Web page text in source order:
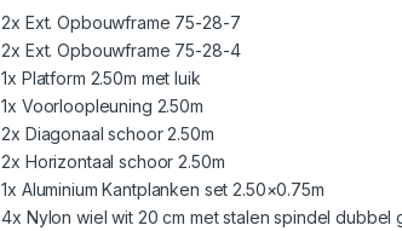
2x Ext. Opbouwframe 75-28-7
2x Ext. Opbouwframe 75-28-4
1x Platform 2.50m met luik
1x Voorloopleuning 2.50m
2x Diagonaal schoor 2.50m
2x Horizontaal schoor 2.50m
1x Aluminium Kantplanken set 2.50×0.75m
4x Nylon wiel wit 20 cm met stalen spindel dubbel